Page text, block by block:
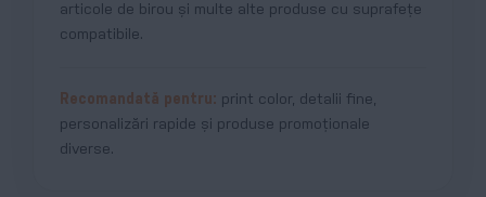
articole de birou și multe alte produse cu suprafețe
compatibile.
Recomandată pentru: print color, detalii fine,
personalizări rapide și produse promoționale
diverse.